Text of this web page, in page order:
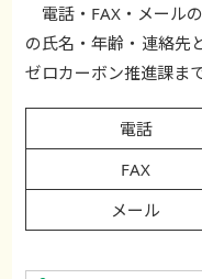
電話・FAX・メール
の氏名・年齢・連絡先
ゼロカーボン推進課ま
電話
FAX
メール